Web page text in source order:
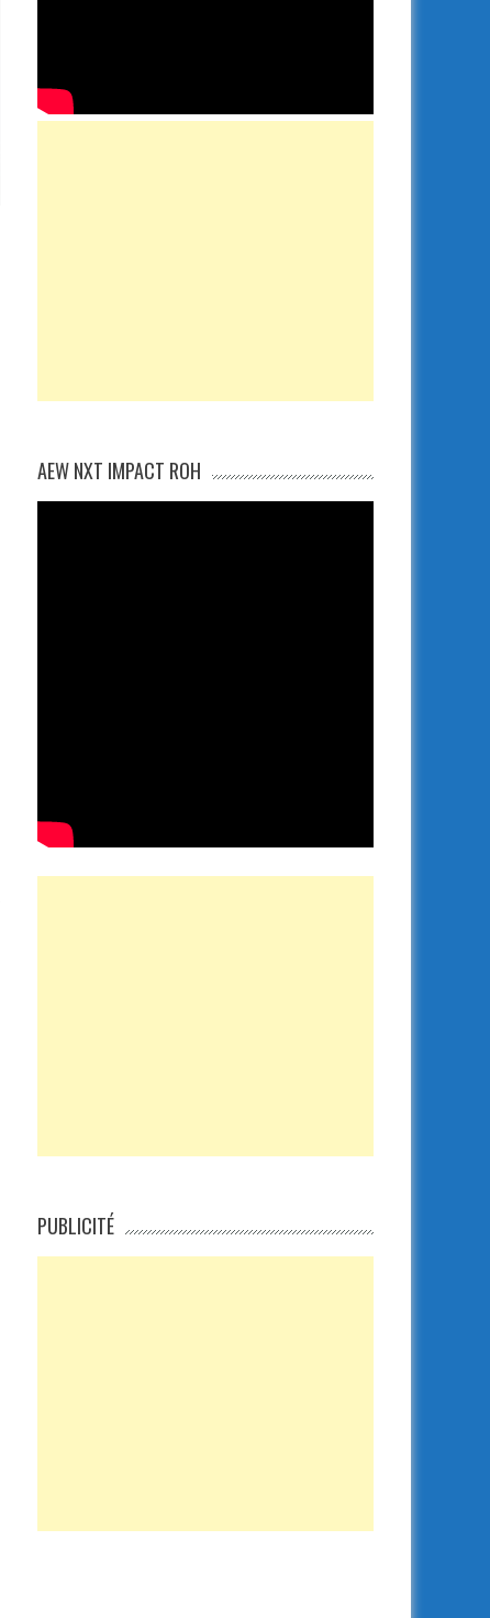
AEW NXT IMPACT ROH
PUBLICITÉ